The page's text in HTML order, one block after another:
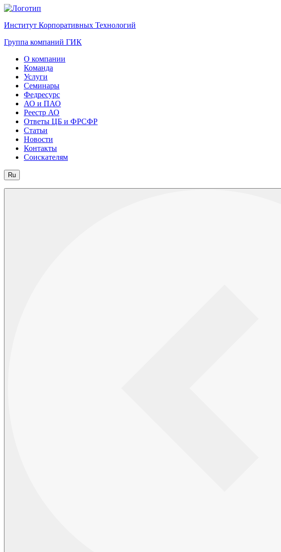
Институт Корпоративных Технологий
Группа компаний ГИК
О компании
Команда
Услуги
Семинары
Федресурс
АО и ПАО
Реестр АО
Ответы ЦБ и ФРСФР
Статьи
Новости
Контакты
Соискателям
Ru